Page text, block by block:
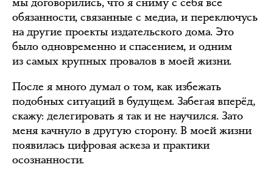
обязанности, связанные с медиа, и переключусь
на другие проекты издательского дома. Это
было одновременно и спасением, и одним
из самых крупных провалов в моей жизни.
После я много думал о том, как избежать
подобных ситуаций в будущем. Забегая вперёд,
скажу: делегировать я так и не научился. Зато
меня качнуло в другую сторону. В моей жизни
появилась цифровая аскеза и практики
осознанности.